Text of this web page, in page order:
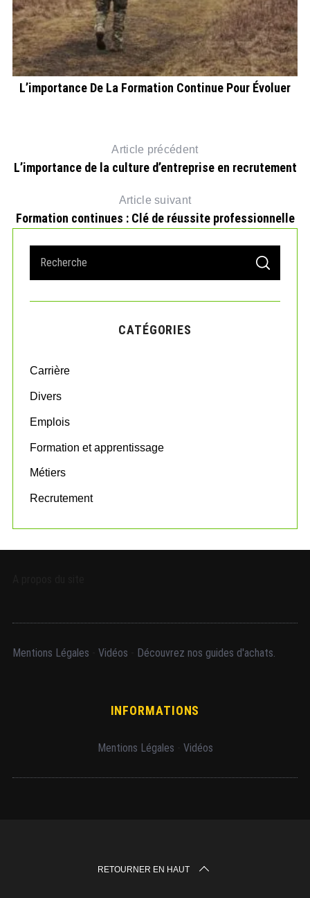
L’importance De La Formation Continue Pour Évoluer
Article précédent
L’importance de la culture d’entreprise en recrutement
Article suivant
Formation continues : Clé de réussite professionnelle
a
r
o
:
S
A
C
CATÉGORIES
Carrière
Divers
Emplois
Formation et apprentissage
Métiers
Recrutement
Mentions Légales Vidéos Découvrez nos guides d'achats.
INFORMATIONS
Mentions Légales Vidéos
RETOURNER EN HAUT